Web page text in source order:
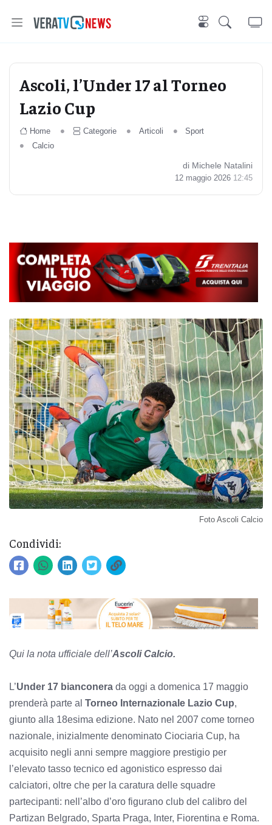
Ascoli, l’Under 17 al Torneo
Lazio Cup
Home Categorie Articoli
Sport
Calcio
di Michele Natalini
12 maggio 2026 12:45
Foto Ascoli Calcio
Condividi:
Qui la nota ufficiale dell’Ascoli Calcio.
L’Under 17 bianconera da oggi a domenica 17 maggio
prenderà parte al Torneo Internazionale Lazio Cup,
giunto alla 18esima edizione. Nato nel 2007 come torneo
nazionale, inizialmente denominato Ciociaria Cup, ha
acquisito negli anni sempre maggiore prestigio per
l’elevato tasso tecnico ed agonistico espresso dai
calciatori, oltre che per la caratura delle squadre
partecipanti: nell’albo d’oro figurano club del calibro del
Partizan Belgrado, Sparta Praga, Inter, Fiorentina e Roma.